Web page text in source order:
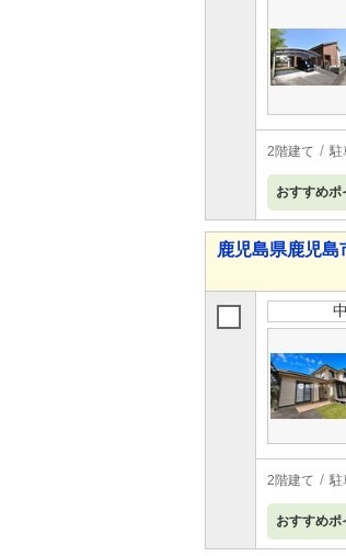
2階建て 駐
おすすめポ
鹿児島県鹿児
2階建て 駐
おすすめポ